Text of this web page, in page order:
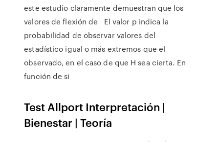
este estudio claramente demuestran que los
valores de flexión de El valor p indica la
probabilidad de observar valores del
estadístico igual o más extremos que el
observado, en el caso de que H sea cierta. En
función de si
Test Allport Interpretación |
Bienestar | Teoría